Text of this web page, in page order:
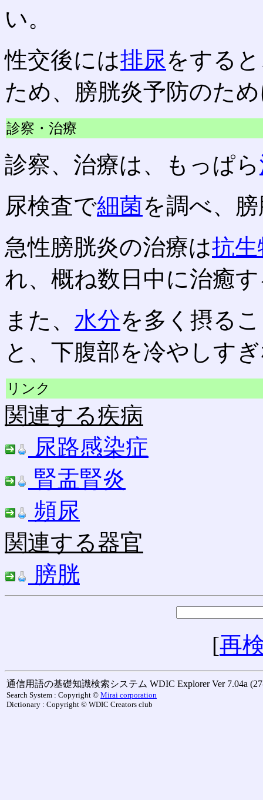
い。
性交後には排尿をする
ため、膀胱炎予防のた
診察・治療
診察、治療は、もっぱら
尿検査で細菌を調べ、
急性膀胱炎の治療は抗
れ、概ね数日中に治癒
また、 水分を多く摂る
と、下腹部を冷やしす
リンク
関連する疾病
尿路感染症
腎盂腎炎
頻尿
関連する器官
膀胱
[再
通信用語の基礎知識検索システム WDIC Explorer Ver 7.04a
Search System : Copyright © Mirai corporation
Dictionary : Copyright © WDIC Creators club